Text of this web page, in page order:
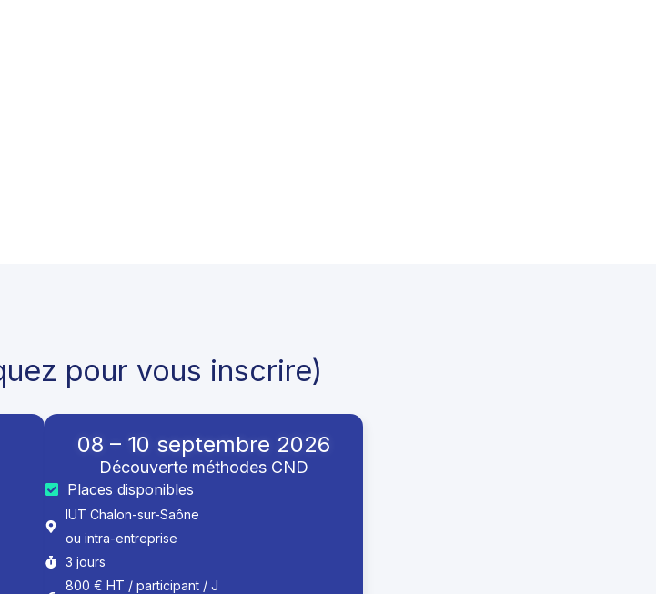
pour vous inscrire)
08 – 10 septembre 2026
Découverte méthodes CND
Places disponibles
IUT Chalon-sur-Saône
ou intra-entreprise
3 jours
800 € HT / participant / J